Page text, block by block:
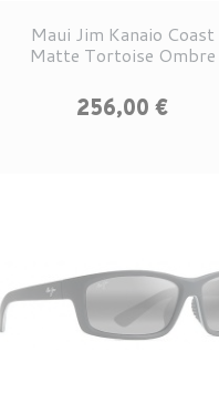
Maui Jim Kanaio Coast
Matte Tortoise Ombre
Prix
256,00 €